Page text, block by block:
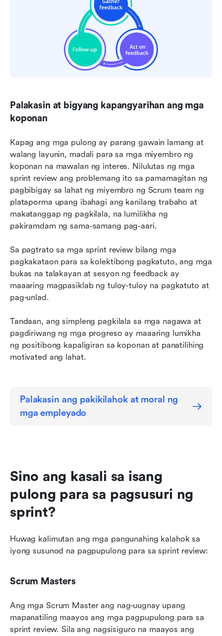
Palakasin at bigyang kapangyarihan ang mga
koponan
Kapag ang mga pulong ay parang gawain lamang at
walang layunin, madali para sa mga miyembro ng
koponan na mawalan ng interes. Nilulutas ng mga
sprint review ang problemang ito sa pamamagitan ng
pagbibigay sa lahat ng miyembro ng Scrum team ng
plataporma upang ibahagi ang kanilang trabaho at
makatanggap ng pagkilala, na lumilikha ng
pakiramdam ng sama-samang pag-aari.
Sa pagtrato sa mga sprint review bilang mga
pagkakataon para sa kolektibong pagkatuto, ang mga
bukas na talakayan at sesyon ng feedback ay
maaaring magpasiklab ng tuloy-tuloy na pagkatuto at
pag-unlad.
Tandaan, ang simpleng pagkilala sa mga nagawa at
pagdiriwang ng mga progreso ay maaaring lumikha
ng positibong kapaligiran sa koponan at panatilihing
motivated ang lahat.
Palakasin ang pakikilahok at moral ng
mga empleyado
Sino ang kasali sa isang
pulong para sa pagsusuri ng
sprint?
Huwag kalimutan ang mga pangunahing kalahok sa
iyong susunod na pagpupulong para sa sprint review:
Scrum Masters
Ang mga Scrum Master ang nag-uugnay upang
mapanatiling maayos ang mga pagpupulong para sa
sprint review. Sila ang nagsisiguro na maayos ang